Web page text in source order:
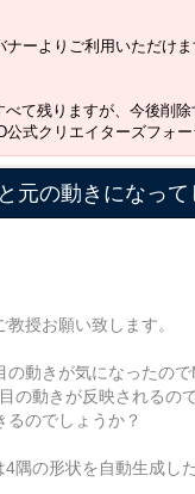
ーよりご利用いただけま
て残りますが、今後削
式クリエイターズフォー
元の動きになっ
授お願い致します。
動きが気になったの
の動きが反映されるの
のでしょうか？
隅の形状を自動生成し